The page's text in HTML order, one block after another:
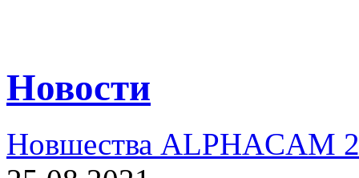
Новости
Новшества ALPHACAM